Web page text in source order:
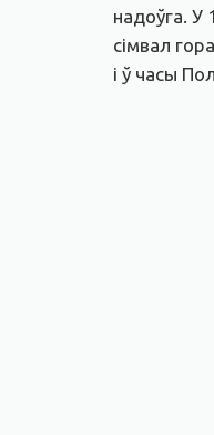
надоўга. У
сімвал
і ў часы